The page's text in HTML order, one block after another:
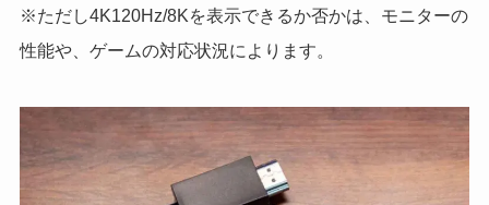
※ただし4K120Hz/8Kを表示できるか否かは、モニターの
性能や、ゲームの対応状況によります。